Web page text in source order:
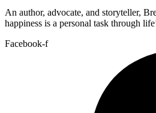
An author, advocate, and storyteller,
happiness is a personal task through
Facebook-f